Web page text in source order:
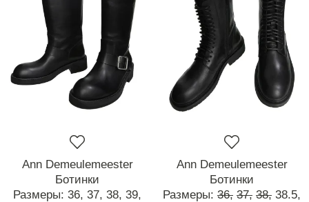
Ann Demeulemeester
Ботинки
Размеры: 36, 37, 38, 39,
Ann Demeulemeester
Ботинки
Размеры: 36, 37, 38, 38.5,